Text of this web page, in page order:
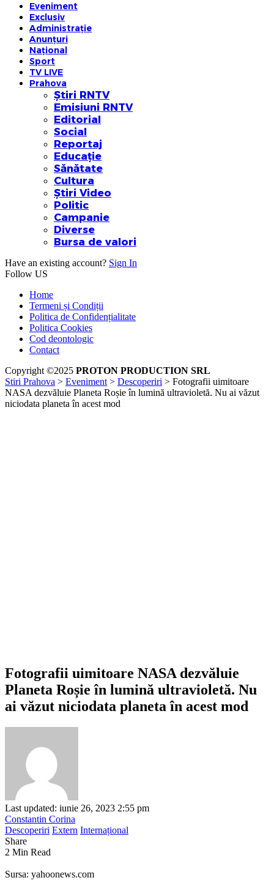
Eveniment
Exclusiv
Administrație
Anunțuri
Național
Sport
TV LIVE
Prahova
Știri RNTV
Emisiuni RNTV
Editorial
Social
Reportaj
Educație
Sănătate
Cultura
Știri Video
Politic
Campanie
Diverse
Bursa de valori
Have an existing account? Sign In
Follow US
Home
Termeni și Condiții
Politica de Confidențialitate
Politica Cookies
Cod deontologic
Contact
Copyright ©2025 PROTON PRODUCTION SRL
Stiri Prahova > Eveniment > Descoperiri > Fotografii uimitoare
NASA dezvăluie Planeta Roșie în lumină ultravioletă. Nu ai văzut
niciodata planeta în acest mod
Fotografii uimitoare NASA dezvăluie
Planeta Roșie în lumină ultravioletă. Nu
ai văzut niciodata planeta în acest mod
Last updated: iunie 26, 2023 2:55 pm
Constantin Corina
Descoperiri Extern Internațional
Share
2 Min Read
Sursa: yahoonews.com